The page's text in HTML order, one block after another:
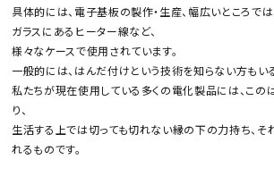
meeting_room ログイン person
ハンダごて
シリーズ・OEM商品
具体的には、電子基板の製作・生産、幅広いところで
ガラスにあるヒーター線など、
様々なケースで使用されています。
一般的には、はんだ付けという技術を知らない方もい
私たちが現在使用している多くの電化製品には、この
り、
生活する上では切っても切れない縁の下の力持ち、
れるものです。